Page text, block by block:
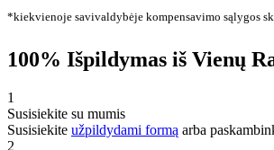
*kiekvienoje savivaldybėje kompensavimo sąlygos
100% Išpildymas iš Vienų
1
Susisiekite su mumis
Susisiekite užpildydami formą arba
2